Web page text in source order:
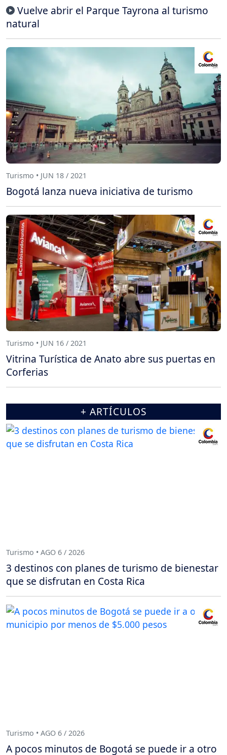
Vuelve abrir el Parque Tayrona al turismo
natural
Turismo • JUN 18 / 2021
Bogotá lanza nueva iniciativa de turismo
Turismo • JUN 16 / 2021
Vitrina Turística de Anato abre sus puertas en
Corferias
+ ARTÍCULOS
Turismo • AGO 6 / 2026
3 destinos con planes de turismo de bienestar
que se disfrutan en Costa Rica
Turismo • AGO 6 / 2026
A pocos minutos de Bogotá se puede ir a otro